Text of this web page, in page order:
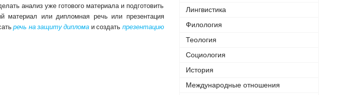
анализ уже готового материала и подготовить
материал или дипломная речь или презентация
речь на защиту диплома и создать презентацию
Лингвистика
Филология
Теология
Социология
История
Международные отношения